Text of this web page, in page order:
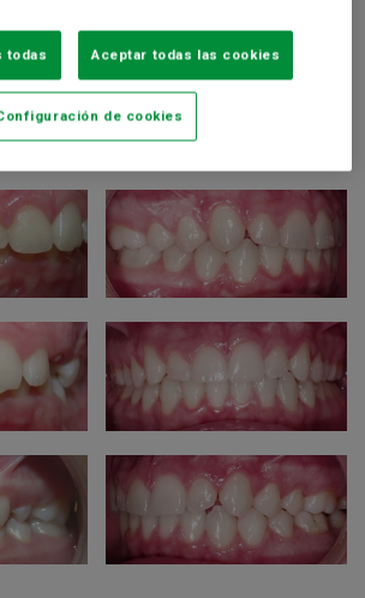
todas Aceptar todas las cookies
de cookies